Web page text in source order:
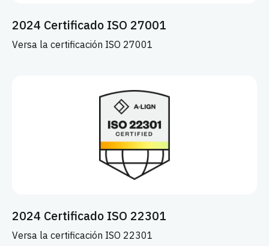
2024 Certificado ISO 27001
Versa la certificación ISO 27001
2024 Certificado ISO 22301
Versa la certificación ISO 22301